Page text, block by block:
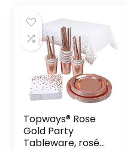
Topways® Rose
Gold Party
Tableware, rosé